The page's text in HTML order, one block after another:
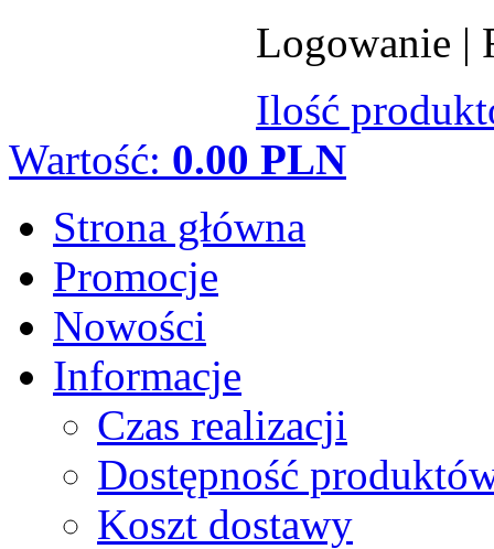
Logowanie |
Ilość
Wartość: 0.00 PLN
Strona główna
Promocje
Nowości
Informacje
Czas realizacji
Dostępność
Koszt dostawy